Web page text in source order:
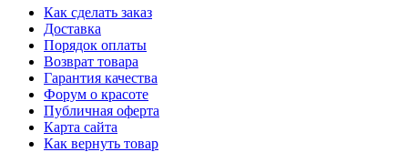
Как сделать заказ
Доставка
Порядок оплаты
Возврат товара
Гарантия качества
Форум о красоте
Публичная оферта
Карта сайта
Как вернуть товар